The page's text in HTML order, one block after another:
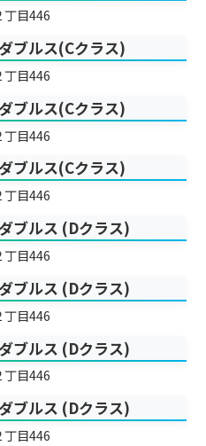
丁目446
ブルス(Cクラス)
丁目446
ブルス(Cクラス)
丁目446
ブルス(Cクラス)
丁目446
ブルス (Dクラス)
丁目446
ブルス (Dクラス)
丁目446
ブルス (Dクラス)
丁目446
ブルス (Dクラス)
丁目446